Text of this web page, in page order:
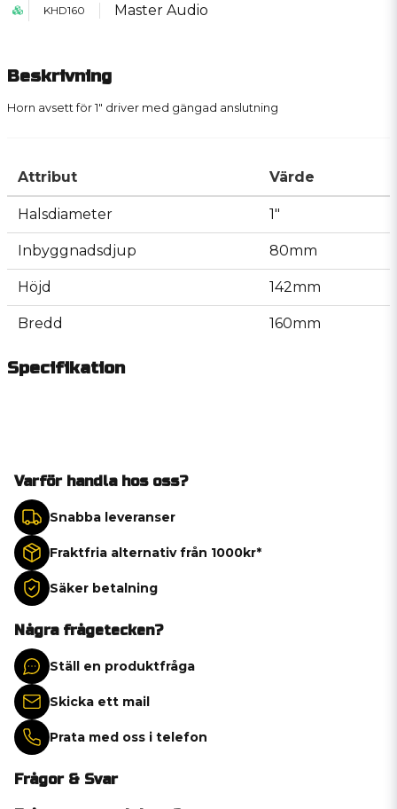
KHD160 Master Audio
Beskrivning
Horn avsett för 1" driver med gängad anslutning
Attribut Värde
Halsdiameter 1"
Inbyggnadsdjup 80mm
Höjd 142mm
Bredd 160mm
Specifikation
Varför handla hos oss?
Snabba leveranser
Fraktfria alternativ från 1000kr*
Säker betalning
Några frågetecken?
Ställ en produktfråga
Skicka ett mail
Prata med oss i telefon
Frågor & Svar